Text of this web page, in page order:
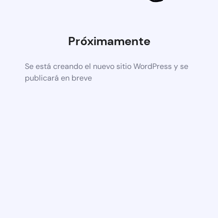
Próximamente
Se está creando el nuevo sitio WordPress y se
publicará en breve